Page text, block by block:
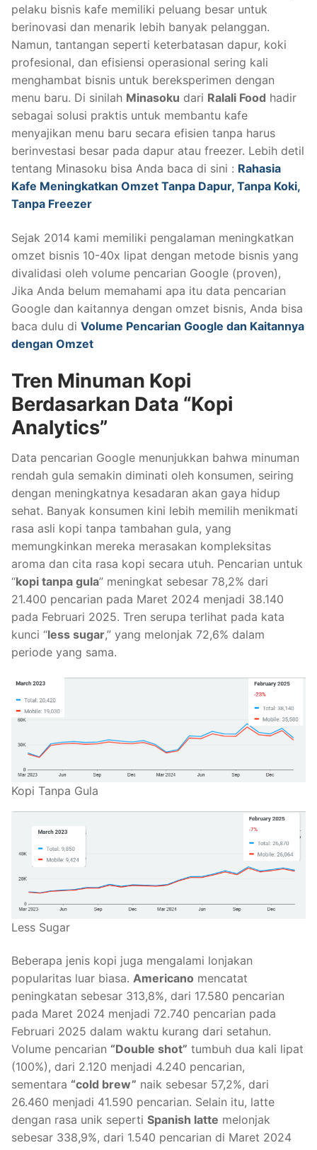
pelaku bisnis kafe memiliki peluang besar untuk
berinovasi dan menarik lebih banyak pelanggan.
Namun, tantangan seperti keterbatasan dapur, koki
profesional, dan efisiensi operasional sering kali
menghambat bisnis untuk bereksperimen dengan
menu baru. Di sinilah Minasoku dari Ralali Food hadir
sebagai solusi praktis untuk membantu kafe
menyajikan menu baru secara efisien tanpa harus
berinvestasi besar pada dapur atau freezer. Lebih detil
tentang Minasoku bisa Anda baca di sini : Rahasia
Kafe Meningkatkan Omzet Tanpa Dapur, Tanpa Koki,
Tanpa Freezer
Sejak 2014 kami memiliki pengalaman meningkatkan
omzet bisnis 10-40x lipat dengan metode bisnis yang
divalidasi oleh volume pencarian Google (proven),
Jika Anda belum memahami apa itu data pencarian
Google dan kaitannya dengan omzet bisnis, Anda bisa
baca dulu di Volume Pencarian Google dan Kaitannya
dengan Omzet
Tren Minuman Kopi
Berdasarkan Data “Kopi
Analytics”
Data pencarian Google menunjukkan bahwa minuman
rendah gula semakin diminati oleh konsumen, seiring
dengan meningkatnya kesadaran akan gaya hidup
sehat. Banyak konsumen kini lebih memilih menikmati
rasa asli kopi tanpa tambahan gula, yang
memungkinkan mereka merasakan kompleksitas
aroma dan cita rasa kopi secara utuh. Pencarian untuk
“kopi tanpa gula” meningkat sebesar 78,2% dari
21.400 pencarian pada Maret 2024 menjadi 38.140
pada Februari 2025. Tren serupa terlihat pada kata
kunci “less sugar,” yang melonjak 72,6% dalam
periode yang sama.
Kopi Tanpa Gula
Less Sugar
Beberapa jenis kopi juga mengalami lonjakan
popularitas luar biasa. Americano mencatat
peningkatan sebesar 313,8%, dari 17.580 pencarian
pada Maret 2024 menjadi 72.740 pencarian pada
Februari 2025 dalam waktu kurang dari setahun.
Volume pencarian “Double shot” tumbuh dua kali lipat
(100%), dari 2.120 menjadi 4.240 pencarian,
sementara “cold brew” naik sebesar 57,2%, dari
26.460 menjadi 41.590 pencarian. Selain itu, latte
dengan rasa unik seperti Spanish latte melonjak
sebesar 338,9%, dari 1.540 pencarian di Maret 2024